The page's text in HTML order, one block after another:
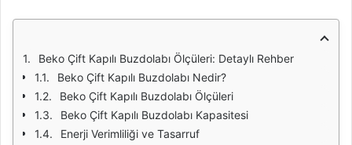
Beko Çift Kapılı Buzdolabı Ölçüleri: Detaylı Rehber
Beko Çift Kapılı Buzdolabı Nedir?
Beko Çift Kapılı Buzdolabı Ölçüleri
Beko Çift Kapılı Buzdolabı Kapasitesi
Enerji Verimliliği ve Tasarruf